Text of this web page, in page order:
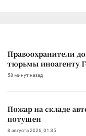
Правоохранители
тюрьмы иноагенту
58 минут назад
Пожар на складе
потушен
8 августа 2026, 01:35